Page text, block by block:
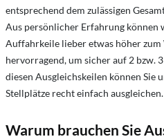
entsprechend dem zulässigen
Aus persönlicher Erfahrung können
Auffahrkeile lieber etwas höher zum
hervorragend, um sicher auf 2 bzw.
diesen Ausgleichskeilen können Sie
Stellplätze recht einfach ausgleichen.
Warum brauchen Sie